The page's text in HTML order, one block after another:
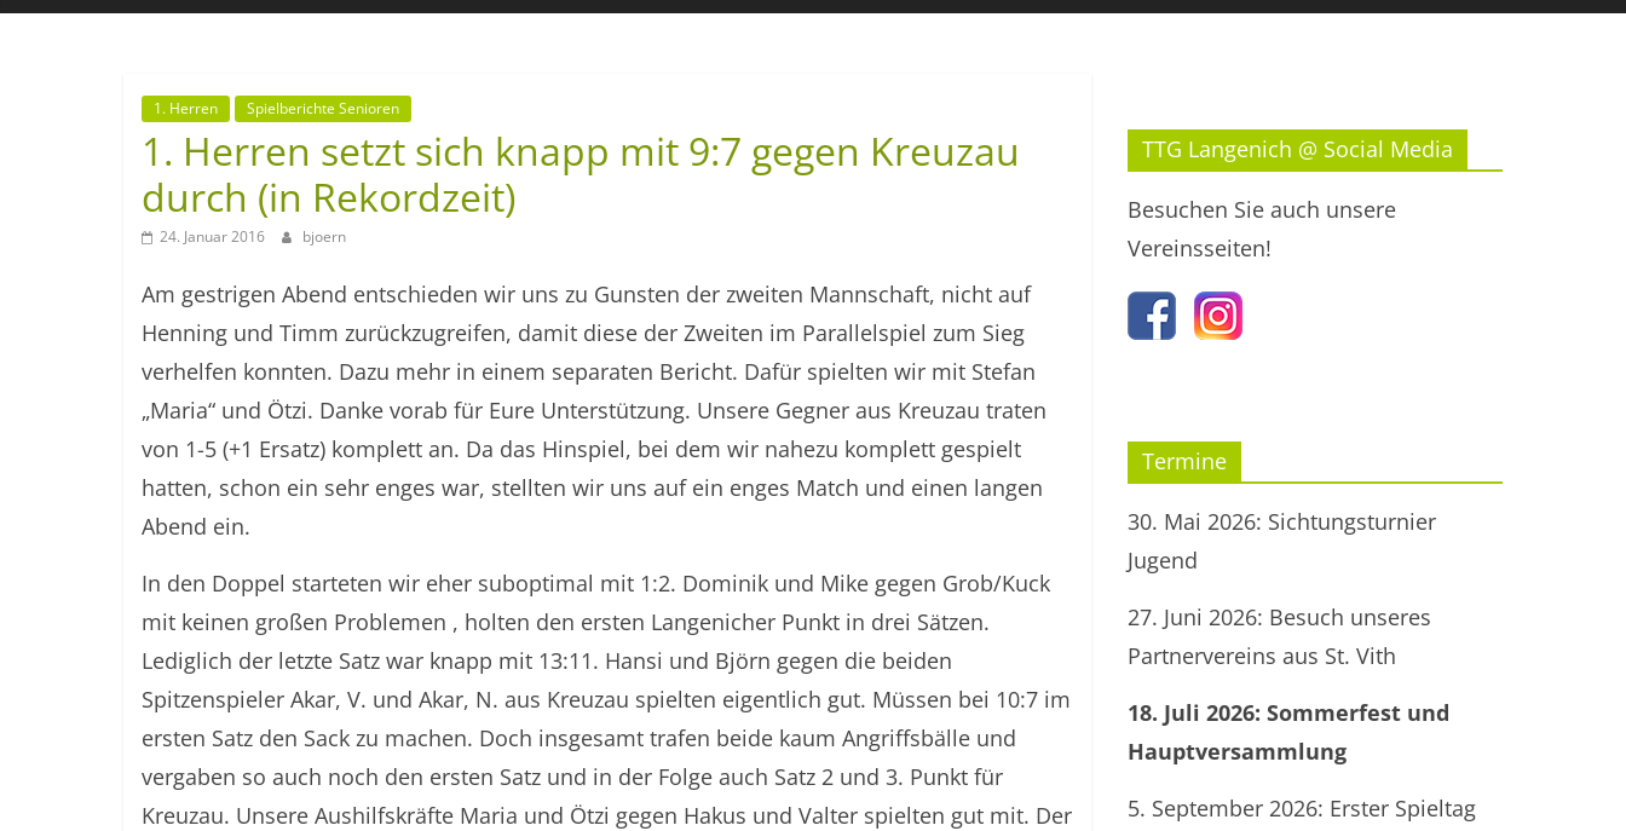
1. Herren Spielberichte Senioren
1. Herren setzt sich knapp mit 9:7 gegen Kreuzau
durch (in Rekordzeit)
24. Januar 2016 bjoern
Am gestrigen Abend entschieden wir uns zu Gunsten der zweiten Mannschaft, nicht auf
Henning und Timm zurückzugreifen, damit diese der Zweiten im Parallelspiel zum Sieg
verhelfen konnten. Dazu mehr in einem separaten Bericht. Dafür spielten wir mit Stefan
„Maria“ und Ötzi. Danke vorab für Eure Unterstützung. Unsere Gegner aus Kreuzau traten
von 1-5 (+1 Ersatz) komplett an. Da das Hinspiel, bei dem wir nahezu komplett gespielt
hatten, schon ein sehr enges war, stellten wir uns auf ein enges Match und einen langen
Abend ein.
In den Doppel starteten wir eher suboptimal mit 1:2. Dominik und Mike gegen Grob/Kuck
mit keinen großen Problemen , holten den ersten Langenicher Punkt in drei Sätzen.
Lediglich der letzte Satz war knapp mit 13:11. Hansi und Björn gegen die beiden
Spitzenspieler Akar, V. und Akar, N. aus Kreuzau spielten eigentlich gut. Müssen bei 10:7 im
ersten Satz den Sack zu machen. Doch insgesamt trafen beide kaum Angriffsbälle und
vergaben so auch noch den ersten Satz und in der Folge auch Satz 2 und 3. Punkt für
Kreuzau. Unsere Aushilfskräfte Maria und Ötzi gegen Hakus und Valter spielten gut mit. Der
TTG Langenich @ Social Media
Besuchen Sie auch unsere
Vereinsseiten!
Termine
30. Mai 2026: Sichtungsturnier
Jugend
27. Juni 2026: Besuch unseres
Partnervereins aus St. Vith
18. Juli 2026: Sommerfest und
Hauptversammlung
5. September 2026: Erster Spieltag